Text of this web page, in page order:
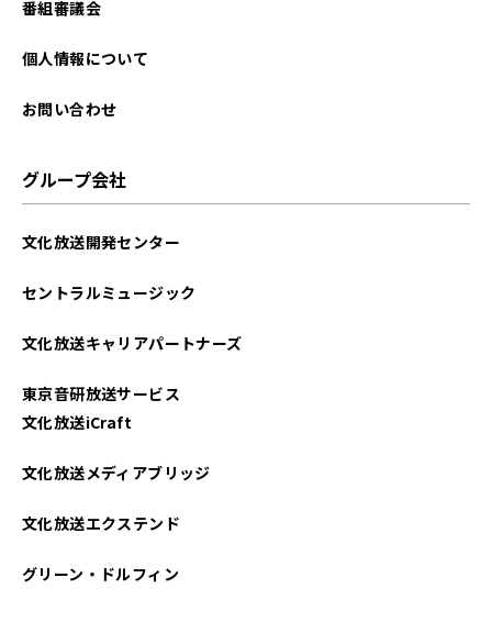
番組審議会
個人情報について
お問い合わせ
グループ会社
文化放送開発センター
セントラルミュージック
文化放送キャリアパートナーズ
東京音研放送サービス
文化放送iCraft
文化放送メディアブリッジ
文化放送エクステンド
グリーン・ドルフィン